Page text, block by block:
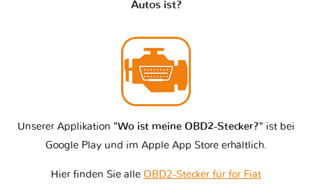
Autos ist?
Unserer Applikation "Wo ist meine OBD2-Stecker?" ist bei
Google Play und im Apple App Store erhältlich.
Hier finden Sie alle OBD2-Stecker für for Fiat